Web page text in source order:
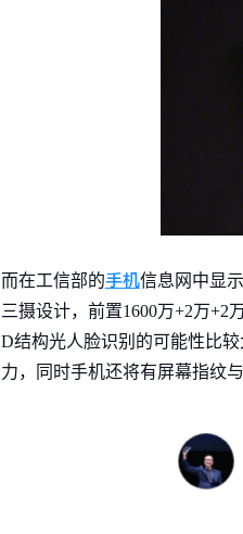
而在工信部的手机信息网中显
三摄设计，前置1600万+2万
D结构光人脸识别的可能性比
力，同时手机还将有屏幕指纹